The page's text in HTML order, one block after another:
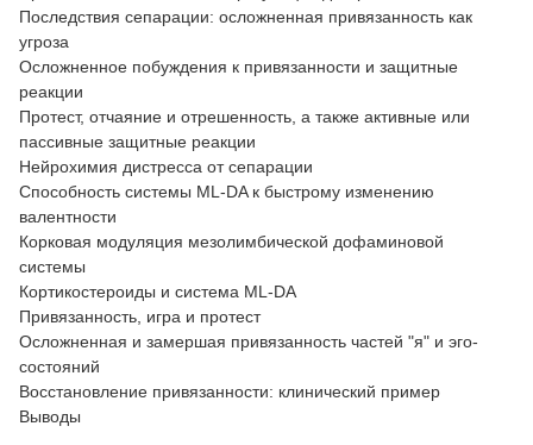
Последствия сепарации: осложненная привязанность как
угроза
Осложненное побуждения к привязанности и защитные
реакции
Протест, отчаяние и отрешенность, а также активные или
пассивные защитные реакции
Нейрохимия дистресса от сепарации
Способность системы ML-DA к быстрому изменению
валентности
Корковая модуляция мезолимбической дофаминовой
системы
Кортикостероиды и система ML-DA
Привязанность, игра и протест
Осложненная и замершая привязанность частей "я" и эго-
состояний
Восстановление привязанности: клинический пример
Выводы